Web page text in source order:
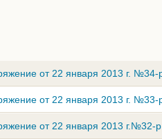
от 22 января 2013 г. №34-
от 22 января 2013 г. №33-
от 22 января 2013 г.№32-р